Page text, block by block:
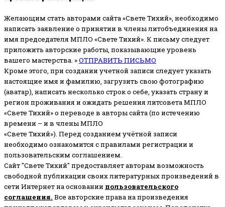
Желающим стать авторами сайта «Свете Тихий», необходимо
написать заявление о принятии в члены литобъединения на
имя председателя МПЛО «Свете Тихий». К письму следует
приложить авторские работы, показывающие уровень
вашего мастерства. »ОТПРАВИТЬ ПИСЬМО
Кроме этого, при создании учетной записи следует указать
настоящие имя и фамилию, загрузить свою фотографию
(аватар), написать несколько строк о себе, указать страну и
регион проживания и ожидать решения литсовета МПЛО
«Свете Тихий» о переводе в авторы сайта (по истечению
времени – и в члены МПЛО
«Свете Тихий»). Перед созданием учётной записи
необходимо ознакомится с правилами регистрации и
пользовательским соглашением.
Сайт "Свете Тихий" предоставляет авторам возможность
свободной публикации своих литературных произведений в
сети Интернет на основании пользовательского
соглашения. Все авторские права на произведения